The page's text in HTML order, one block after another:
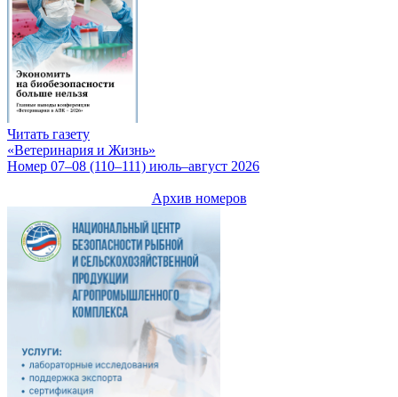
Читать газету
«Ветеринария и Жизнь»
Номер 07–08 (110–111) июль–август 2026
Архив номеров